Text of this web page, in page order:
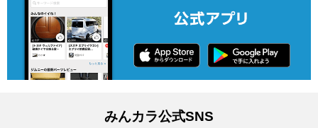
みんカラ公式SNS